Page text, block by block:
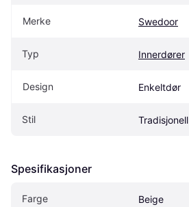
Merke Swedoor
Typ Innerdører
Design Enkeltdør
Stil Tradisjonell
Spesifikasjoner
Farge Beige